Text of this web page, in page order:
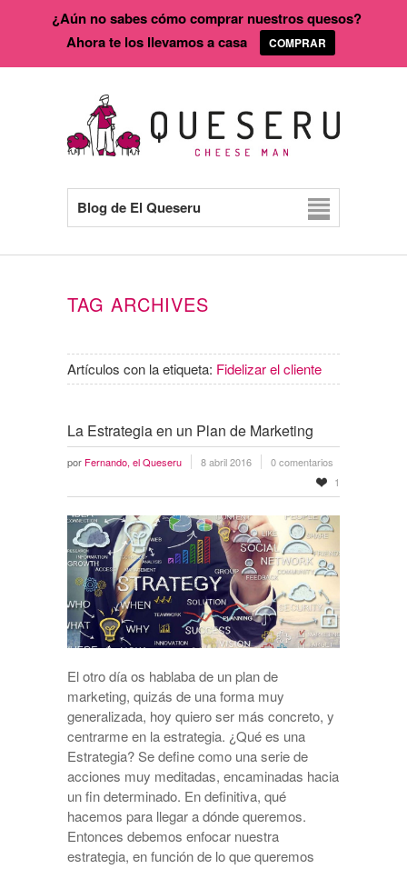
Blog de El Queseru
TAG ARCHIVES
Artículos con la etiqueta: Fidelizar el cliente
La Estrategia en un Plan de Marketing
por Fernando, el Queseru 8 abril 2016
0 comentarios
1
El otro día os hablaba de un plan de
marketing, quizás de una forma muy
generalizada, hoy quiero ser más concreto, y
centrarme en la estrategia. ¿Qué es una
Estrategia? Se define como una serie de
acciones muy meditadas, encaminadas hacia
un fin determinado. En definitiva, qué
hacemos para llegar a dónde queremos.
Entonces debemos enfocar nuestra
estrategia, en función de lo que queremos
¿Aún no sabes cómo comprar nuestros quesos?
Ahora te los llevamos a casa
COMPRAR